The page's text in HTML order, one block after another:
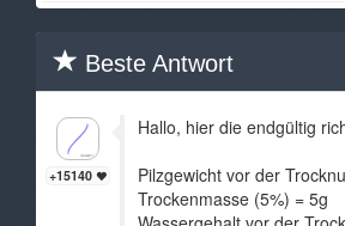
Beste Antwort
+15140
Hallo, hier die endgültig
Pilzgewicht vor der
Trockenmasse (5%) = 5g